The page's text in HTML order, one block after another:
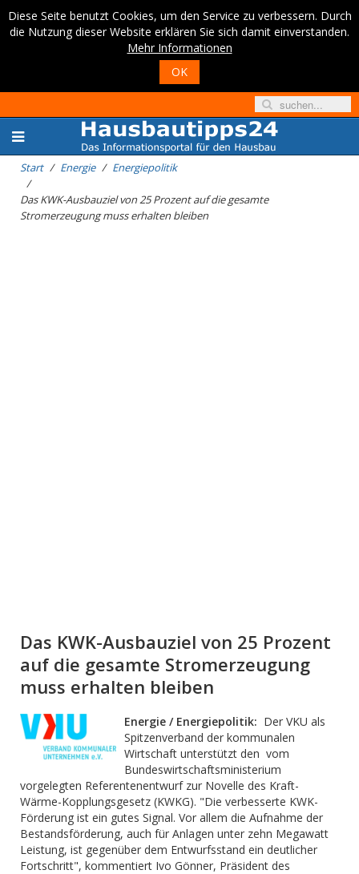
Diese Seite benutzt Cookies, um den Service zu verbessern. Durch
die Nutzung dieser Website erklären Sie sich damit einverstanden.
Mehr Informationen
OK
Start Energie Energiepolitik
Das KWK-Ausbauziel von 25 Prozent auf die gesamte
Stromerzeugung muss erhalten bleiben
Das KWK-Ausbauziel von 25 Prozent
auf die gesamte Stromerzeugung
muss erhalten bleiben
Energie / Energiepolitik: Der VKU als
Spitzenverband der kommunalen
Wirtschaft unterstützt den vom
Bundeswirtschaftsministerium
vorgelegten Referentenentwurf zur Novelle des Kraft-
Wärme-Kopplungsgesetz (KWKG). "Die verbesserte KWK-
Förderung ist ein gutes Signal. Vor allem die Aufnahme der
Bestandsförderung, auch für Anlagen unter zehn Megawatt
Leistung, ist gegenüber dem Entwurfsstand ein deutlicher
Fortschritt", kommentiert Ivo Gönner, Präsident des